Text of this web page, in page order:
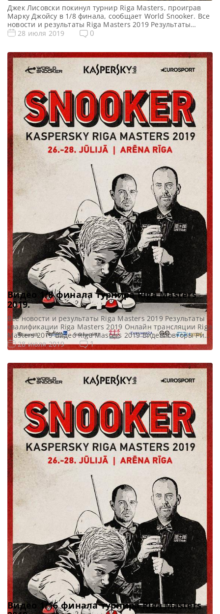
Джек Лисовски покинул турнир Riga Masters, проиграв
Марку Джойсу в 1/8 финала, сообщает World Snooker. Все
новости и результаты Riga Masters 2019 Результаты
квалификации Riga Masters 2019 Онлайн трансляции Riga
четвертьфинал турнира Riga Masters в Латвии.
Занимающий 11 […]
28 июля 2019 0
Видео 1/8 финала турнира Riga Masters
2019.
Все новости и результаты Riga Masters 2019 Результаты
квалификации Riga Masters 2019 Онлайн трансляции Riga
Masters 2019 Видео Riga Masters 2019 Видеоповторы Рига
Мастерс 2019. 1/8 финала в записи. Видео матчей: Видео
матча Ли Хан — Мэй Сивэнь
Чэнь Цзыфань https://youtu.be/U1YmKhf-mGk Видео
матча Мэттью Селт — Джек Джонс
https://youtu.be/LsCmJWQFkxI […]
28 июля 2019 1
Видео 1/16 финала турнира Riga Masters